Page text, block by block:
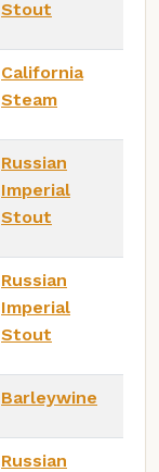
Stout
California
Steam
Russian
Imperial
Stout
Russian
Imperial
Stout
Barleywine
Russian